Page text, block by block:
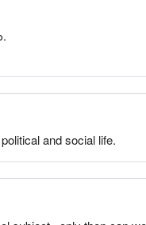
and social life.